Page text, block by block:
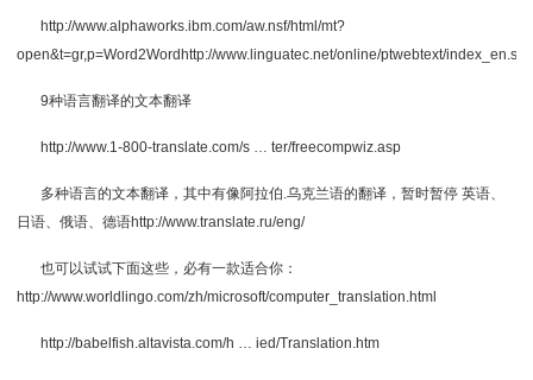
http://www.alphaworks.ibm.com/aw.nsf/html/mt?
open&t=gr,p=Word2Wordhttp://www.linguatec.net/online/ptwebtext/
9种语言翻译的文本翻译
http://www.1-800-translate.com/s … ter/freecompwiz.asp
多种语言的文本翻译，其中有像阿拉伯.乌克兰语的翻译，暂时暂停 英语、
日语、俄语、德语http://www.translate.ru/eng/
也可以试试下面这些，必有一款适合你：
http://www.worldlingo.com/zh/microsoft/computer_translation.html
http://babelfish.altavista.com/h … ied/Translation.htm